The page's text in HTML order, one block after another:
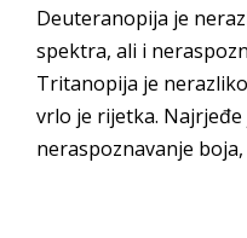
Deuteranopija je
spektra, ali i
Tritanopija je
vrlo je rijetka.
neraspoznavanje